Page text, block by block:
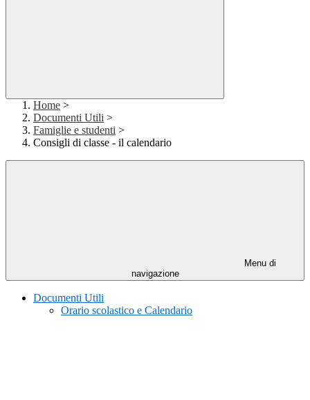
Home >
Documenti Utili >
Famiglie e studenti >
Consigli di classe - il calendario
Menu di
navigazione
Documenti Utili
Orario scolastico e Calendario